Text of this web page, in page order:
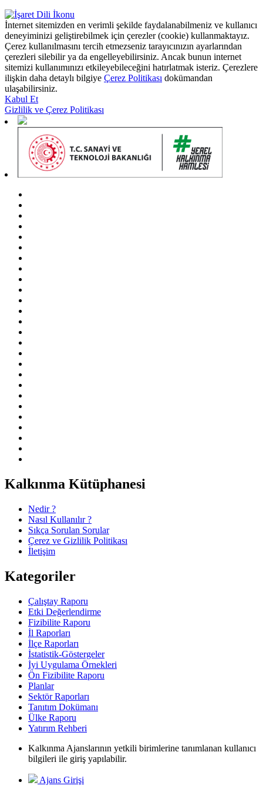
İnternet sitemizden en verimli şekilde faydalanabilmeniz ve kullanıcı
deneyiminizi geliştirebilmek için çerezler (cookie) kullanmaktayız.
Çerez kullanılmasını tercih etmezseniz tarayıcınızın ayarlarından
çerezleri silebilir ya da engelleyebilirsiniz. Ancak bunun internet
sitemizi kullanımınızı etkileyebileceğini hatırlatmak isteriz. Çerezlere
ilişkin daha detaylı bilgiye Çerez Politikası dokümandan
ulaşabilirsiniz.
Kabul Et
Gizlilik ve Çerez Politikası
Kalkınma Kütüphanesi
Nedir ?
Nasıl Kullanılır ?
Sıkça Sorulan Sorular
Çerez ve Gizlilik Politikası
İletişim
Kategoriler
Çalıştay Raporu
Etki Değerlendirme
Fizibilite Raporu
İl Raporları
İlçe Raporları
İstatistik-Göstergeler
İyi Uygulama Örnekleri
Ön Fizibilite Raporu
Planlar
Sektör Raporları
Tanıtım Dokümanı
Ülke Raporu
Yatırım Rehberi
Kalkınma Ajanslarının yetkili birimlerine tanımlanan kullanıcı
bilgileri ile giriş yapılabilir.
Ajans Girişi